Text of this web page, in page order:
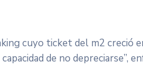
cuyo ticket del m2 creció
de no depreciarse”,